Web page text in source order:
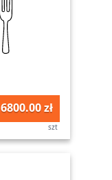
6800.00 zł
szt